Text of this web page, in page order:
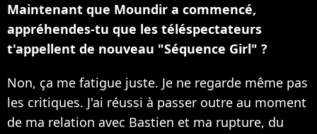
Maintenant que Moundir a commencé,
appréhendes-tu que les téléspectateurs
t'appellent de nouveau "Séquence Girl" ?
Non, ça me fatigue juste. Je ne regarde même pas
les critiques. J'ai réussi à passer outre au moment
de ma relation avec Bastien et ma rupture, du